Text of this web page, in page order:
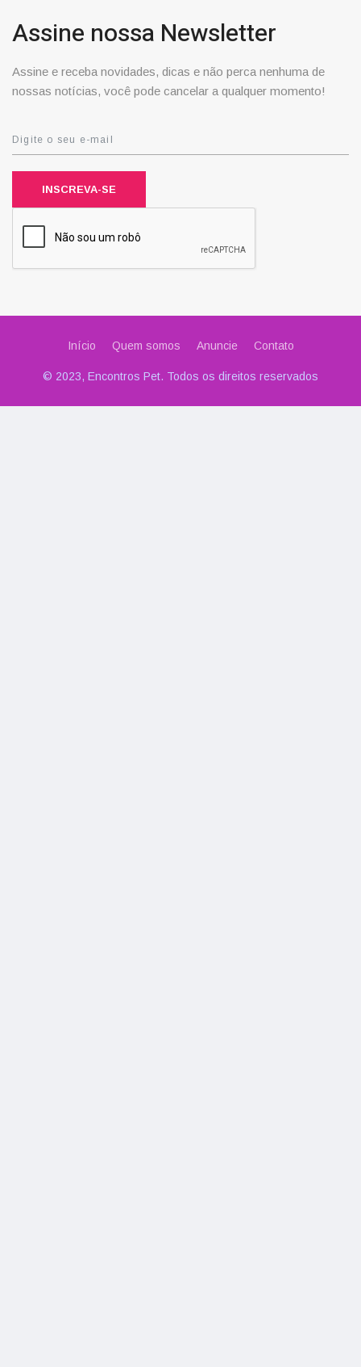
Assine nossa Newsletter
Assine e receba novidades, dicas e não perca nenhuma de
nossas notícias, você pode cancelar a qualquer momento!
INSCREVA-SE
Início Quem somos Anuncie Contato
© 2023, Encontros Pet. Todos os direitos reservados